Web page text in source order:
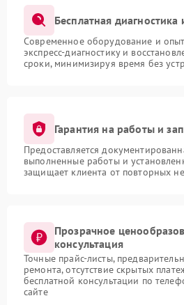
Бесплатная
Современное оборудование и
экспресс-диагностику и
сроки, минимизируя время без
Гарантия на работы и
Предоставляется
выполненные работы и
защищает клиента от повторных
Прозрачное
консультация
Точные прайс-листы,
ремонта, отсутствие скрытых
бесплатной консультации по
сайте